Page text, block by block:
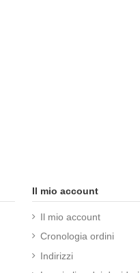
Il mio account
Il mio account
Cronologia ordini
Indirizzi